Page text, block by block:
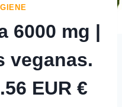
6000 mg |
veganas.
EUR €